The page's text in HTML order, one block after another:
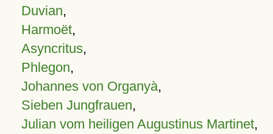
Duvian,
Harmoët,
Asyncritus,
Phlegon,
Johannes von Organyà,
Sieben Jungfrauen,
Julian vom heiligen Augustinus Martinet,